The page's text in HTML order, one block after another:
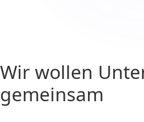
Wir wollen
gemeinsam